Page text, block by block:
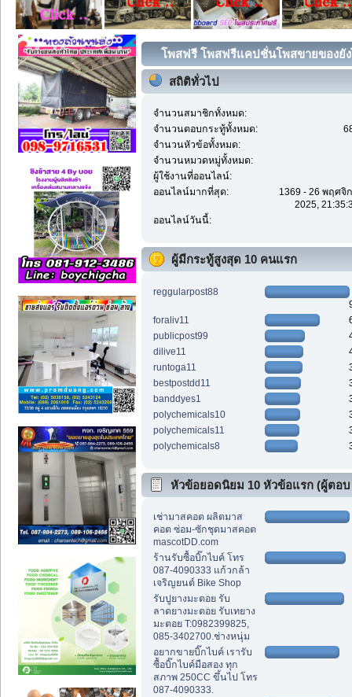
โพสฟรี โพสฟรีแคปชั่นโพสขายของยั
สถิติทั่วไป
จำนวนสมาชิกทั้งหมด:
จำนวนตอบกระทู้ทั้งหมด:
จำนวนหัวข้อทั้งหมด:
จำนวนหมวดหมู่ทั้งหมด:
ผู้ใช้งานที่ออนไลน์:
ออนไลน์มากที่สุด:
1369 - 26 พฤศจิ
2025,
ออนไลน์วันนี้:
ผู้มีกระทู้สูงสุด 10 คนแรก
reggularpost88
foraliv11
publicpost99
dilive11
runtoga11
bestpostdd11
banddyes1
polychemicals10
polychemicals11
polychemicals8
หัวข้อยอดนิยม 10 หัวข้อแรก (ผู้ตอบ
สูงสุด)
เช่ามาสคอต ผลิตมาส
คอต ซ่อม-ซักชุดมาสคอต
mascotDD.com
ร้านรับซื้อบิ๊กไบค์ โทร
087-4090333 แก้วกล้า
เจริญยนต์ Bike Shop
รับปูยางมะตอย รับ
ลาดยางมะตอย รับเทยาง
มะตอย T:0982399825,
085-3402700.ช่างหนุ่ม
อยากขายบิ๊กไบค์ เรารับ
ซื้อบิ๊กไบค์มือสอง ทุก
สภาพ 250CC ขึ้นไป โทร
087-4090333.